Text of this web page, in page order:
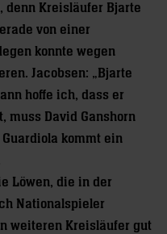
denn Kreisläufer Bjarte
von einer
konnte wegen
Jacobsen: „Bjarte
hoffe ich, dass er
muss David Ganshorn
kommt ein
Löwen, die in der
Nationalspieler
weiteren Kreisläufer gut